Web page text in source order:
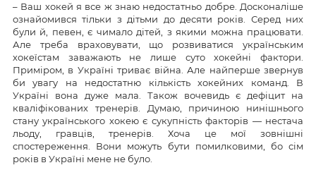
– Ваш хокей я все ж знаю недостатньо добре. Досконаліше
ознайомився тільки з дітьми до десяти років. Серед них
були й, певен, є чимало дітей, з якими можна працювати.
Але треба враховувати, що розвиватися українським
хокеїстам заважають не лише суто хокейні фактори.
Приміром, в Україні триває війна. Але найперше звернув
би увагу на недостатню кількість хокейних команд. В
Україні вона дуже мала. Також вочевидь є дефіцит на
кваліфікованих тренерів. Думаю, причиною нинішнього
стану українського хокею є сукупність факторів — нестача
льоду, гравців, тренерів. Хоча це мої зовнішні
спостереження. Вони можуть бути помилковими, бо сім
років в Україні мене не було.